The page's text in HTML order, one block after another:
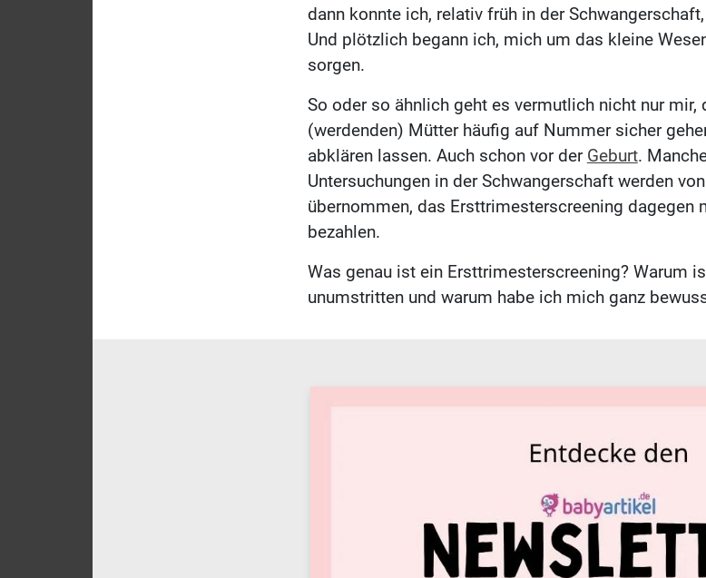
dann konnte ich, relativ früh in der
Und plötzlich begann ich, mich um das kleine
sorgen.
So oder so ähnlich geht es vermutlich nicht nur mir,
(werdenden) Mütter häufig auf Nummer sicher
abklären lassen. Auch schon vor der Geburt.
Untersuchungen in der Schwangerschaft werden
übernommen, das Ersttrimesterscreening dagegen
bezahlen.
Was genau ist ein Ersttrimesterscreening? Warum
unumstritten und warum habe ich mich ganz